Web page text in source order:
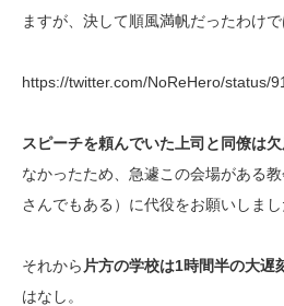
ますが、決して順風満帆だったわけで
https://twitter.com/NoReHero/status/
スピーチを頼んでいた上司と同僚は
なかったため、急遽この会場がある
さんでもある）に代役をお願いしまし
それから 片方の学校は1時間半の大遅
はなし。